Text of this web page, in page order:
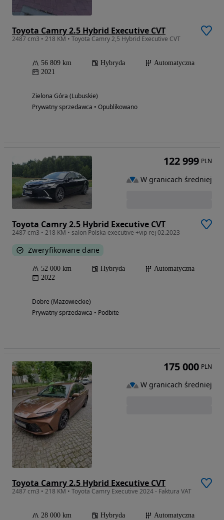
Toyota Camry 2.5 Hybrid Executive CVT
2487 cm3 • 218 KM • Toyota Camry 2,5 Hybrid Executive CVT
56 809 km Hybryda
Automatyczna
2021
Zielona Góra (Lubuskie)
Prywatny sprzedawca • Opublikowano
Toyota Camry 2.5 Hybrid Executive CVT
2487 cm3 • 218 KM • salon Polska executive +vip rej 02.2023
Zweryfikowane dane
52 000 km Hybryda
Automatyczna
2022
Dobre (Mazowieckie)
Prywatny sprzedawca • Podbite
122 999 PLN
W granicach średniej
Toyota Camry 2.5 Hybrid Executive CVT
2487 cm3 • 218 KM • Toyota Camry Executive 2024 - Faktura VAT
28 000 km Hybryda
Automatyczna
175 000 PLN
W granicach średniej